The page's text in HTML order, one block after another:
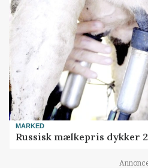
MARKED
Russisk mælkepris dykker